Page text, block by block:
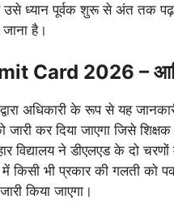
ध्यान पूर्वक शुरू से अंत तक पढ़
है।
Card 2026 –
के द्वारा अधिकारी के रूप से यह
कर दिया जाएगा जिसे
विद्यालय ने डीएलएड के दो चरणों
में किसी भी प्रकार की गलती
किया जाएगा।